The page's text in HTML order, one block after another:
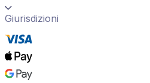
Giurisdizioni